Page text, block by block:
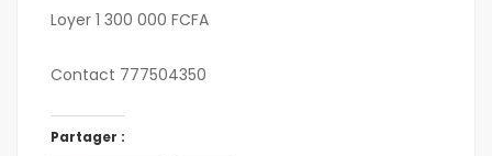
Loyer 1 300 000 FCFA
Contact 777504350
Partager :